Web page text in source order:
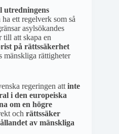
utredningens
ett regelverk som så
asylsökandes
till att skapa en
på rättssäkerhet
mänskliga rättigheter
regeringen att inte
i den europeiska
om en högre
och rättssäker
av mänskliga